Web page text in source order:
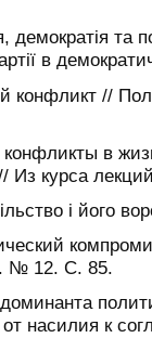
та
в
конфликт //
в
Из курса
і його
№ 12. С. 85.
насилия к